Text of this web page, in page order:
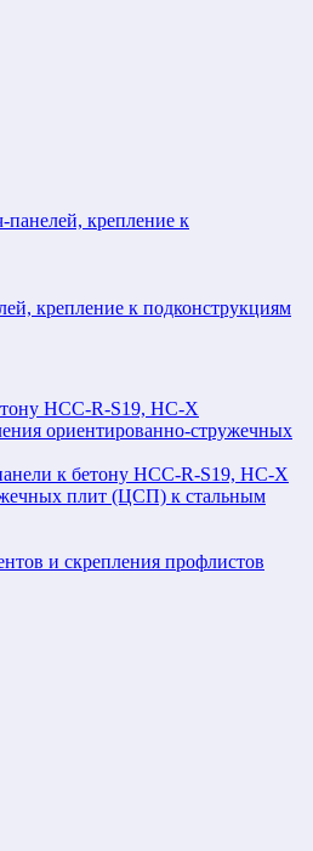
крепление к
крепление к подконструкциям
HCC-R-S19, HC-X
ориентированно-стружечных
к бетону HCC-R-S19, HC-X
плит (ЦСП) к стальным
и скрепления профлистов